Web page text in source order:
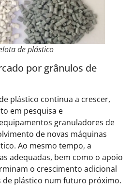
de plástico
por grânulos de
plástico continua a crescer,
em pesquisa e
granuladores de
de novas máquinas
Ao mesmo tempo, a
adequadas, bem como o apoio
o crescimento adicional
de plástico num futuro próximo.